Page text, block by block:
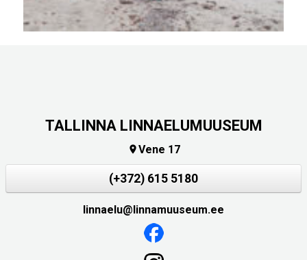
TALLINNA LINNAELUMUUSEUM
Vene 17
(+372) 615 5180
linnaelu@linnamuuseum.ee